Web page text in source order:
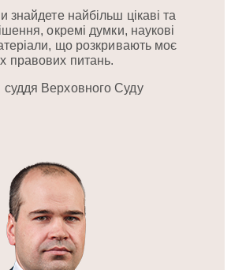
знайдете найбільш цікаві та
окремі думки, наукові
що розкривають моє
правових питань.
| суддя Верховного Суду